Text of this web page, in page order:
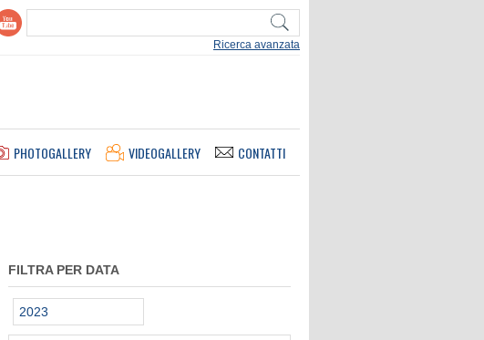
Ricerca avanzata
PHOTOGALLERY VIDEOGALLERY CONTATTI
FILTRA PER DATA
2023